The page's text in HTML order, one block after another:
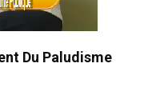
Du Paludisme